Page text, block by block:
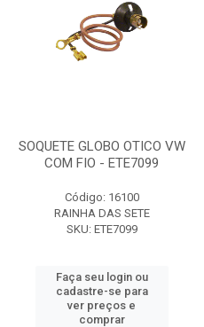
SOQUETE GLOBO OTICO VW
COM FIO - ETE7099
Código: 16100
RAINHA DAS SETE
SKU: ETE7099
Faça seu login ou
cadastre-se para
ver preços e
comprar